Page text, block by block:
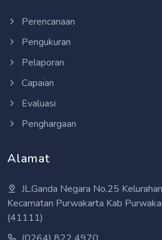
Perencanaan
Pengukuran
Pelaporan
Capaian
Evaluasi
Penghargaan
Alamat
JL.Ganda Negara No.25
Kecamatan Purwakarta Kab
(41111)